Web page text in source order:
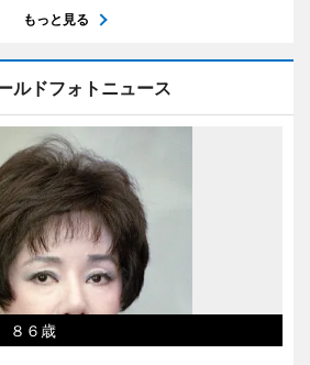
もっと見る
ルドフォトニュース
８６歳